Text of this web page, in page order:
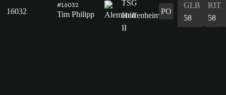
16032
#16032
Tim Philipp PO
GLB
58
RIT
58